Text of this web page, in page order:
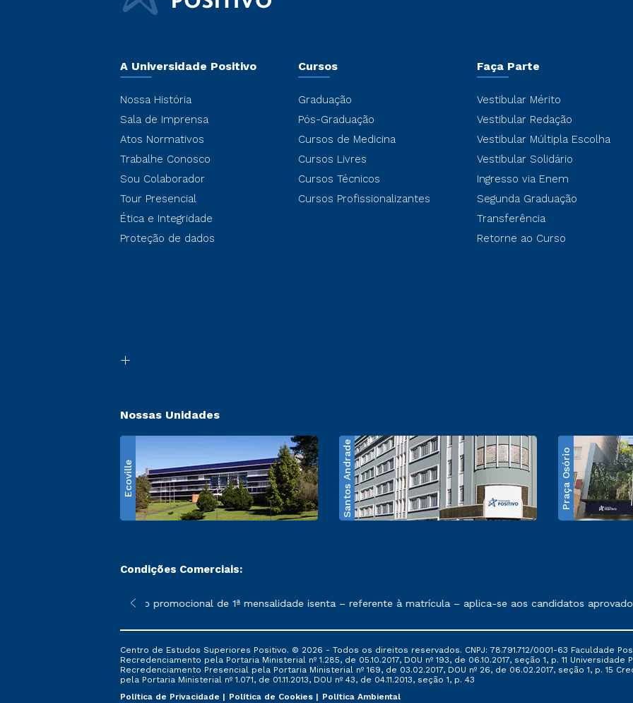
A Universidade Positivo
Nossa História
Sala de Imprensa
Atos Normativos
Trabalhe Conosco
Sou Colaborador
Tour Presencial
Ética e Integridade
Proteção de dados
Cursos
Graduação
Pós-Graduação
Cursos de Medicina
Cursos Livres
Cursos Técnicos
Cursos Profissionalizantes
Faça Parte
Vestibular Mérito
Vestibular Redação
Vestibular Múltipla Escolha
Vestibular Solidário
Ingresso via Enem
Segunda Graduação
Transferência
Retorne ao Curso
Nossas Unidades
Ecoville Santos Andrade Praça Osório
Condições Comerciais:
sofrer alterações nos períodos de rematrícula conforme exposto no contrato de prestação de serviços
*A condição promocional de 1ª mensalidade isenta – referente à matrícula – aplica-se aos candidatos
Centro de Estudos Superiores Positivo. © 2026 - Todos os direitos reservados. CNPJ: 78.791.712/0001-63 Faculdade
Recredenciamento pela Portaria Ministerial nº 1.285, de 05.10.2017, DOU nº 193, de 06.10.2017, seção 1, p. 11 Universidade
Recredenciamento Presencial ​pela Portaria Ministerial nº 169, de 03.02.2017, DOU nº 26, de 06.02.2017, seção 1, p. 15
pela Portaria Ministerial nº 1.071, de 01.11.2013, DOU nº 43, de 04.11.2013, seção 1, p. 43
Política de Privacidade
Política de Cookies Política Ambiental